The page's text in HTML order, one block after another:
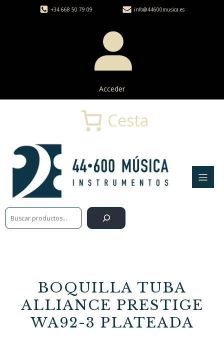
+34 668 50 79 09 info@44600musica.es
Acceder
Buscar
Cesta
BOQUILLA TUBA
ALLIANCE PRESTIGE
WA92-3 PLATEADA